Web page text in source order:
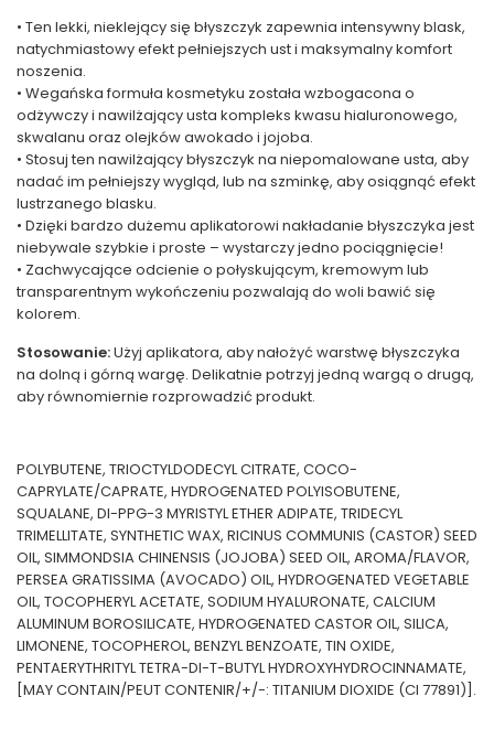
• Ten lekki, nieklejący się błyszczyk zapewnia intensywny blask,
natychmiastowy efekt pełniejszych ust i maksymalny komfort
noszenia.
• Wegańska formuła kosmetyku została wzbogacona o
odżywczy i nawilżający usta kompleks kwasu hialuronowego,
skwalanu oraz olejków awokado i jojoba.
• Stosuj ten nawilżający błyszczyk na niepomalowane usta, aby
nadać im pełniejszy wygląd, lub na szminkę, aby osiągnąć efekt
lustrzanego blasku.
• Dzięki bardzo dużemu aplikatorowi nakładanie błyszczyka jest
niebywale szybkie i proste – wystarczy jedno pociągnięcie!
• Zachwycające odcienie o połyskującym, kremowym lub
transparentnym wykończeniu pozwalają do woli bawić się
kolorem.
Stosowanie:Użyj aplikatora, aby nałożyć warstwę błyszczyka
na dolną i górną wargę. Delikatnie potrzyj jedną wargą o drugą,
aby równomiernie rozprowadzić produkt.
POLYBUTENE, TRIOCTYLDODECYL CITRATE, COCO-
CAPRYLATE/CAPRATE, HYDROGENATED POLYISOBUTENE,
SQUALANE, DI-PPG-3 MYRISTYL ETHER ADIPATE, TRIDECYL
TRIMELLITATE, SYNTHETIC WAX, RICINUS COMMUNIS (CASTOR) SEED
OIL, SIMMONDSIA CHINENSIS (JOJOBA) SEED OIL, AROMA/FLAVOR,
PERSEA GRATISSIMA (AVOCADO) OIL, HYDROGENATED VEGETABLE
OIL, TOCOPHERYL ACETATE, SODIUM HYALURONATE, CALCIUM
ALUMINUM BOROSILICATE, HYDROGENATED CASTOR OIL, SILICA,
LIMONENE, TOCOPHEROL, BENZYL BENZOATE, TIN OXIDE,
PENTAERYTHRITYL TETRA-DI-T-BUTYL HYDROXYHYDROCINNAMATE,
[MAY CONTAIN/PEUT CONTENIR/+/-: TITANIUM DIOXIDE (CI 77891)].